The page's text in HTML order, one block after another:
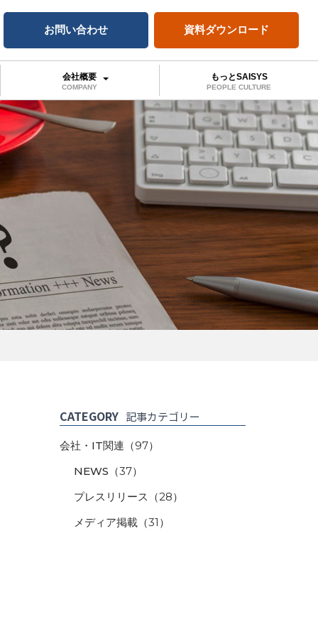
お問い合わせ 資料ダウンロード
会社概要
COMPANY
もっとSAISYS
PEOPLE CULTURE
CATEGORY 記事カテゴリー
会社・IT関連 （97）
NEWS （37）
プレスリリース （28）
メディア掲載（31）